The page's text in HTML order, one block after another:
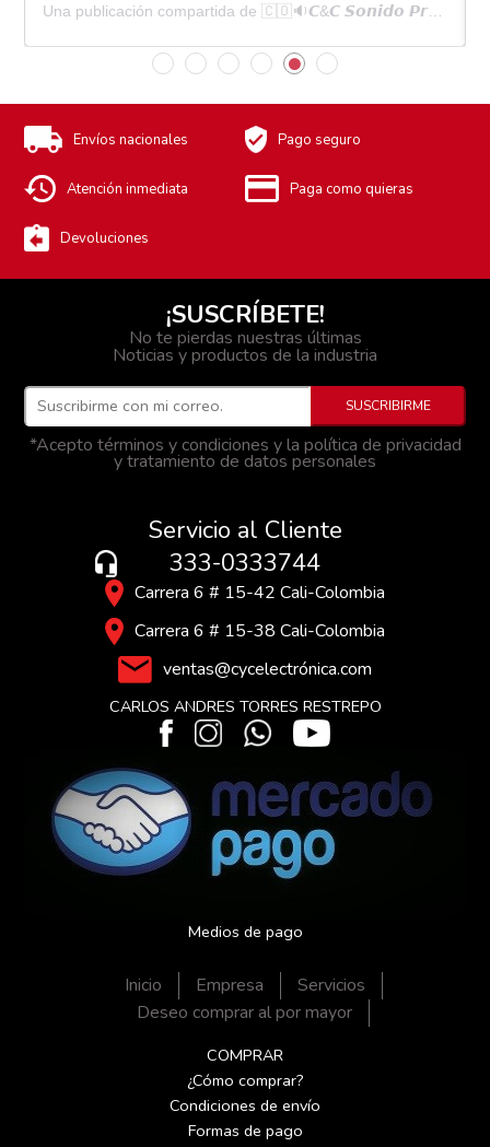
Envíos nacionales Pago seguro
Atención inmediata Paga como quieras
Devoluciones
¡SUSCRÍBETE!
No te pierdas nuestras últimas
Noticias y productos de la industria
*Acepto términos y condiciones y la política de privacidad
y tratamiento de datos personales
Servicio al Cliente
333-0333744
Carrera 6 # 15-42 Cali-Colombia
Carrera 6 # 15-38 Cali-Colombia
ventas@cycelectrónica.com
CARLOS ANDRES TORRES RESTREPO
Medios de pago
Inicio Empresa
Servicios
Deseo comprar al por mayor
COMPRAR
¿Cómo comprar?
Condiciones de envío
Formas de pago